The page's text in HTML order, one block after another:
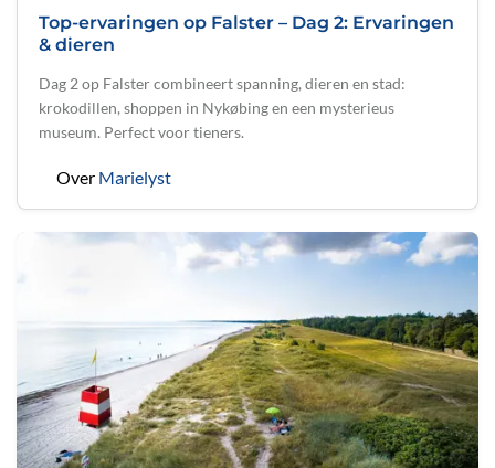
Top-ervaringen op Falster – Dag 2: Ervaringen
& dieren
Dag 2 op Falster combineert spanning, dieren en stad:
krokodillen, shoppen in Nykøbing en een mysterieus
museum. Perfect voor tieners.
Over Marielyst